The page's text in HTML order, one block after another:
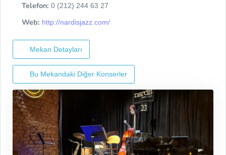
Telefon: 0 (212) 244 63 27
Web: http://nardisjazz.com/
Mekan Detayları
Bu Mekandaki Diğer Konserler